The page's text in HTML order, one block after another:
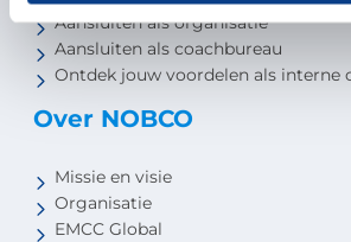
Aansluiten als organisatie
Aansluiten als coachbureau
Ontdek jouw voordelen als interne
Over NOBCO
Missie en visie
Organisatie
EMCC Global